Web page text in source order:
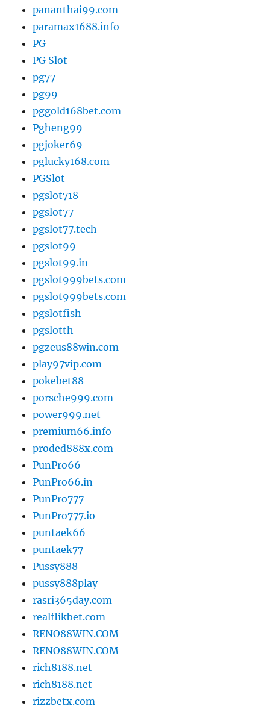
pananthai99.com
paramax1688.info
PG
PG Slot
pg77
pg99
pggold168bet.com
Pgheng99
pgjoker69
pglucky168.com
PGSlot
pgslot718
pgslot77
pgslot77.tech
pgslot99
pgslot99.in
pgslot999bets.com
pgslot999bets.com
pgslotfish
pgslotth
pgzeus88win.com
play97vip.com
pokebet88
porsche999.com
power999.net
premium66.info
proded888x.com
PunPro66
PunPro66.in
PunPro777
PunPro777.io
puntaek66
puntaek77
Pussy888
pussy888play
rasri365day.com
realflikbet.com
RENO88WIN.COM
RENO88WIN.COM
rich8188.net
rich8188.net
rizzbetx.com